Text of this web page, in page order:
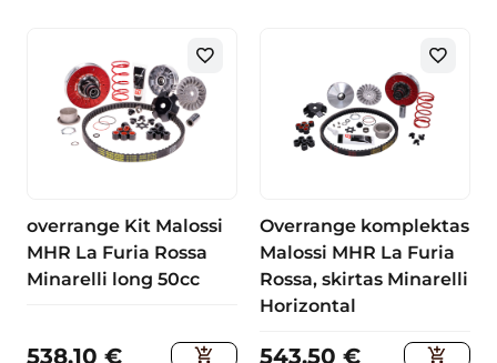
overrange Kit Malossi
MHR La Furia Rossa
Minarelli long 50cc
538.10 €
Overrange komplektas
Malossi MHR La Furia
Rossa, skirtas Minarelli
Horizontal
543.50 €